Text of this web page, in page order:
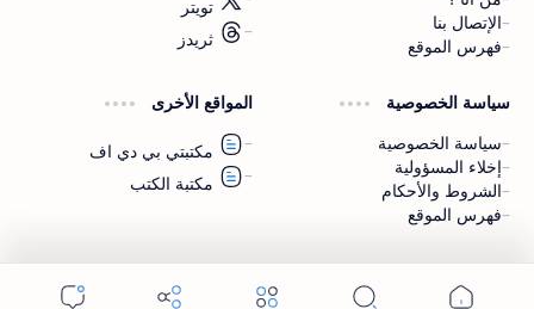
اشترك الآن
اشترك في قناتنا على تليجرام
الإتصال بنا
فهرس الموقع
تويتر
ثريدز
سياسة الخصوصية
سياسة الخصوصية
إخلاء المسؤولية
الشروط والأحكام
فهرس الموقع
المواقع الأخرى
مكتبتي بي دي اف
مكتبة الكتب